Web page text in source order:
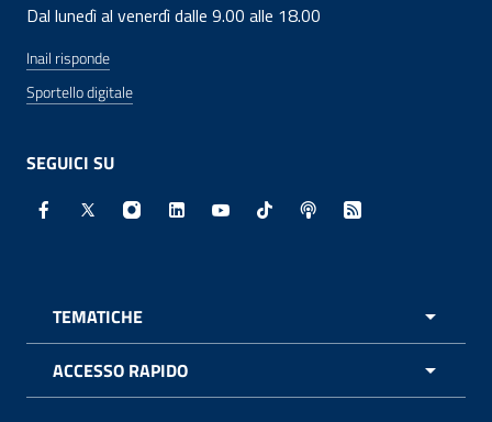
Dal lunedì al venerdì dalle 9.00 alle 18.00
Inail risponde
Sportello digitale
SEGUICI SU
Facebook - Sito esterno - Apertura in nuova finestra
X - Sito esterno - Apertura in nuova finestra
Instagram - Sito esterno - Apertura in
Linkedin - Sito esterno - Apertura in
Youtube - Sito esterno -
TikTok - Sito esterno -
Spreaker - Sito
Feed RSS -
TEMATICHE
ACCESSO RAPIDO